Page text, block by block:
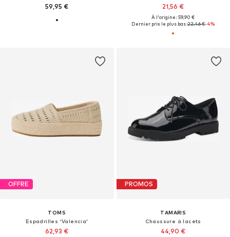
59,95 € 21,56 €
À l'origine : 59,90 €
Dernier prix le plus bas :22,46 €-4%
OFFRE
TOMS
Espadrilles 'Valencia'
62,93 €
PROMOS
TAMARIS
Chaussure à lacets
44,90 €